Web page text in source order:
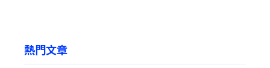
熱門文章